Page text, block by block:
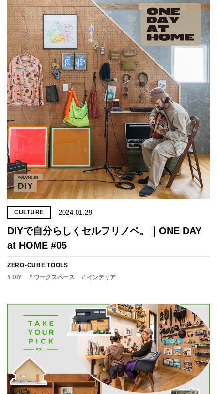
CULTURE 2024.01.29
DIYで自分らしくセルフリノベ。｜ONE DAY
at HOME #05
ZERO-CUBE TOOLS
# DIY
# ワークスペース # インテリア